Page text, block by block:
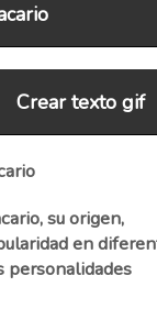
Crear texto gif
su origen,
en
personalidades